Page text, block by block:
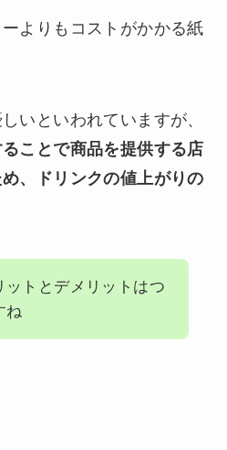
よりもコストがかかる紙
いといわれていますが、
ことで商品を提供する店
、ドリンクの値上がりの
ットとデメリットはつ
ね